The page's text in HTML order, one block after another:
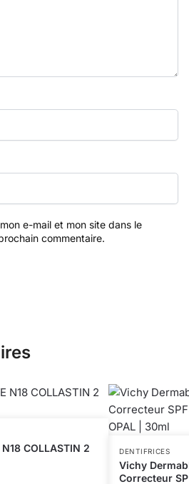
e-mail et mon site dans le
commentaire.
N18 COLLASTIN 2
DENTIFRICES
Vichy
Correcteur